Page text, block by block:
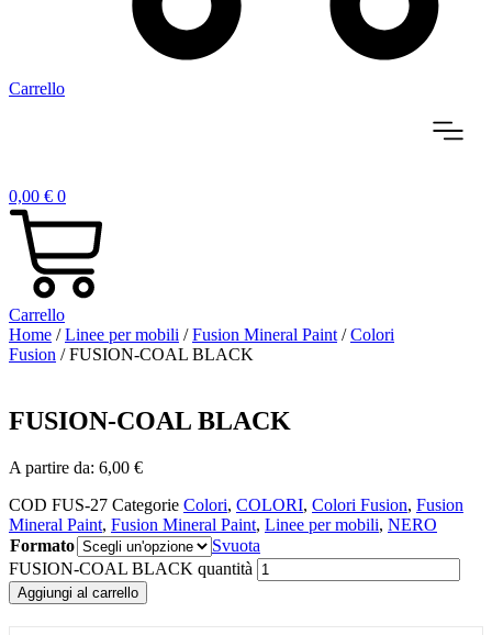
Carrello
0,00 € 0
Carrello
Home /Linee per mobili /Fusion Mineral Paint /Colori
Fusion / FUSION-COAL BLACK
FUSION-COAL BLACK
A partire da: 6,00 €
COD FUS-27 Categorie Colori, COLORI, Colori Fusion, Fusion
Mineral Paint, Fusion Mineral Paint, Linee per mobili, NERO
Formato
Svuota
FUSION-COAL BLACK quantità
Aggiungi al carrello